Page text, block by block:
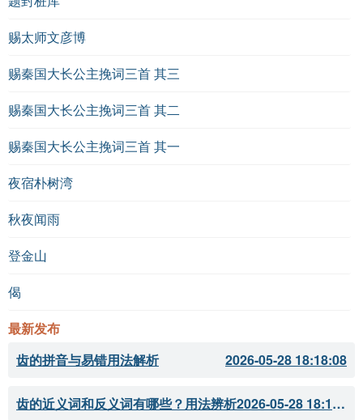
赐太师文彦博
赐秦国大长公主挽词三首 其三
赐秦国大长公主挽词三首 其二
赐秦国大长公主挽词三首 其一
夜宿朴树湾
秋夜闻雨
登金山
偈
最新发布
齿的拼音与易错用法解析
2026-05-28 18:18:08
齿的近义词和反义词有哪些？用法辨析 2026-05-28 18:18:07